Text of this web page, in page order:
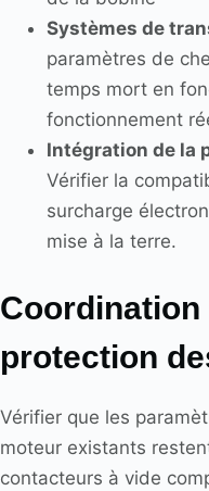
Systèmes de
paramètres de
temps mort en
fonctionnement
Intégration de la
Vérifier la
surcharge
mise à la terre.
Coordination
protection
Vérifier que les
moteur existants
contacteurs à vide